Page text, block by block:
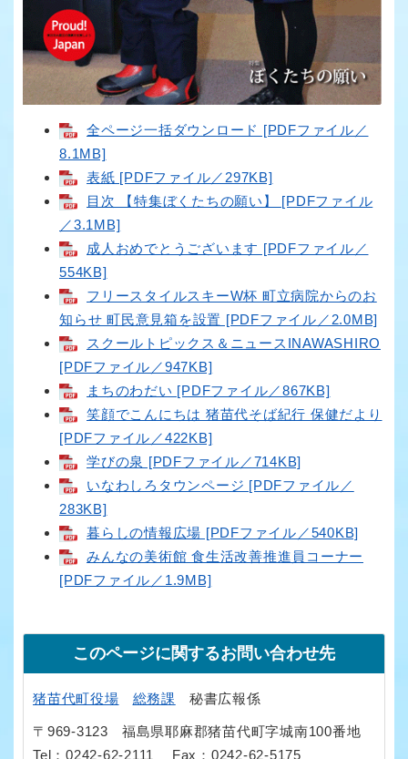
全ページ一括ダウンロード [PDFファイル／
8.1MB]
表紙 [PDFファイル／297KB]
目次 【特集ぼくたちの願い】 [PDFファイル
／3.1MB]
成人おめでとうございます [PDFファイル／
554KB]
フリースタイルスキーW杯 町立病院からのお
知らせ 町民意見箱を設置 [PDFファイル／2.0MB]
スクールトピックス＆ニュースINAWASHIRO
[PDFファイル／947KB]
まちのわだい [PDFファイル／867KB]
笑顔でこんにちは 猪苗代そば紀行 保健だより
[PDFファイル／422KB]
学びの泉 [PDFファイル／714KB]
いなわしろタウンページ [PDFファイル／
283KB]
暮らしの情報広場 [PDFファイル／540KB]
みんなの美術館 食生活改善推進員コーナー
[PDFファイル／1.9MB]
このページに関するお問い合わせ先
猪苗代町役場 総務課 秘書広報係
〒969-3123
福島県耶麻郡猪苗代町字城南100番地
Tel：0242-62-2111
Fax：0242-62-5175